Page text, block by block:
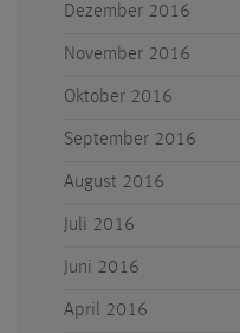
Dezember 2016
November 2016
Oktober 2016
September 2016
August 2016
Juli 2016
Juni 2016
April 2016